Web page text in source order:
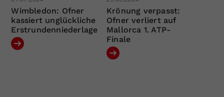
Wimbledon: Ofner
kassiert unglückliche
Erstrundenniederlage
Krönung verpasst:
Ofner verliert auf
Mallorca 1. ATP-
Finale